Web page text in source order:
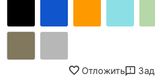
Отложить